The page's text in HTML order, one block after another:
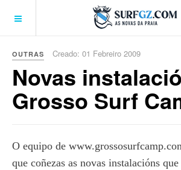
OUTRAS Creado: 01 Febreiro 2009
Novas
Grosso Surf
O equipo de
que coñezas as novas instalacións